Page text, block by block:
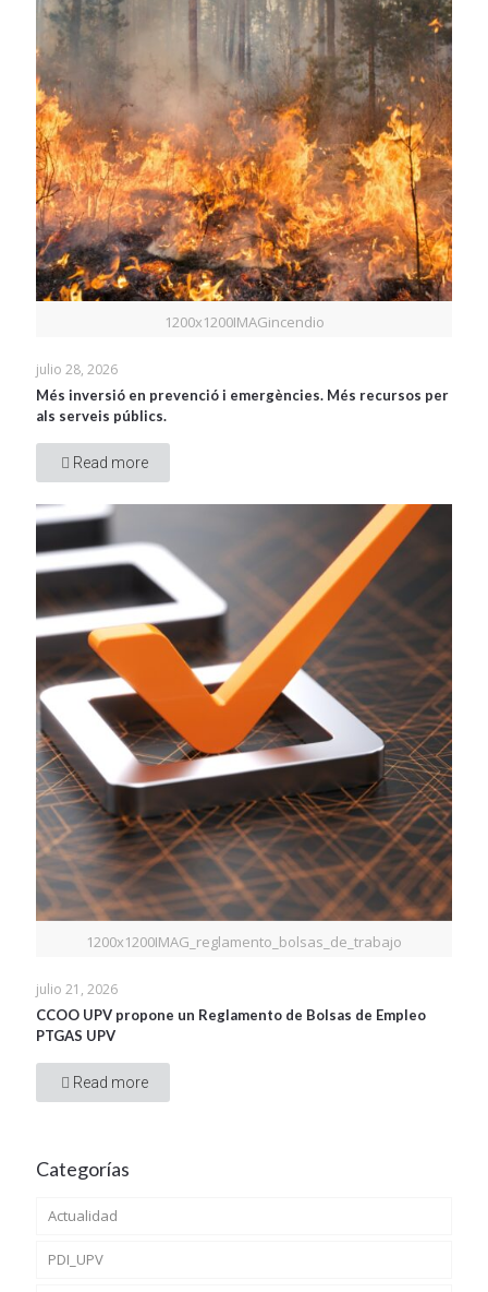
1200x1200IMAGincendio
julio 28, 2026
Més inversió en prevenció i emergències. Més recursos per
als serveis públics.
Read more
1200x1200IMAG_reglamento_bolsas_de_trabajo
julio 21, 2026
CCOO UPV propone un Reglamento de Bolsas de Empleo
PTGAS UPV
Read more
Categorías
Actualidad
PDI_UPV